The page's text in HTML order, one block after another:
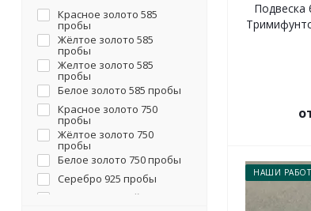
Подвеска
НАШИ
С сердцем
С символикой
Со слонами
Цветы
Красное золото 585
пробы
Жёлтое золото 585
пробы
Желтое золото 585
пробы
Белое золото 585 пробы
Красное золото 750
пробы
Жёлтое золото 750
пробы
Белое золото 750 пробы
Серебро 925 пробы
Недрагоценный металл